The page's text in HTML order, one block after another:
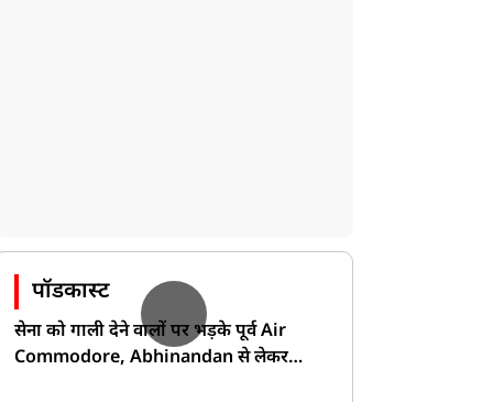
पॉडकास्ट
सेना को गाली देने वालों पर भड़के पूर्व Air
Commodore, Abhinandan से लेकर